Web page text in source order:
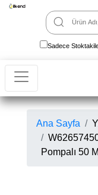
Sadece
Ana Sayfa
Pompalı 50